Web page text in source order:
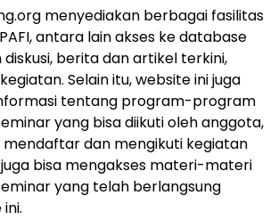
menyediakan berbagai fasilitas
antara lain akses ke database
berita dan artikel terkini,
Selain itu, website ini juga
tentang program-program
yang bisa diikuti oleh anggota,
dan mengikuti kegiatan
bisa mengakses materi-materi
yang telah berlangsung